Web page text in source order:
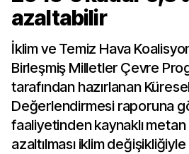
azaltabilir
İklim ve Temiz Hava
Birleşmiş Milletler Çevre
tarafından hazırlanan
Değerlendirmesi raporuna
faaliyetinden kaynaklı metan
azaltılması iklim